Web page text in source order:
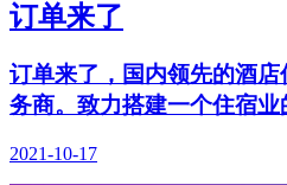
订单来了
订单来了，国内领先的酒
务商。致力搭建一个住宿业
2021-10-17